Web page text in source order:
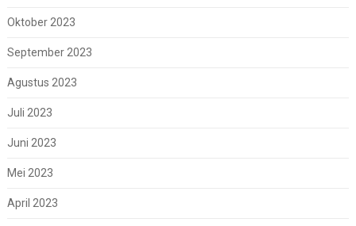
Oktober 2023
September 2023
Agustus 2023
Juli 2023
Juni 2023
Mei 2023
April 2023